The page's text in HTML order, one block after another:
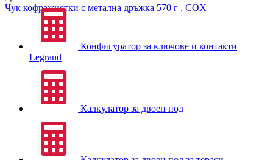
Чук кофражистки с метална дръжка 570 г , COX
Конфигуратор за ключове и контакти
Legrand
Калкулатор за двоен под